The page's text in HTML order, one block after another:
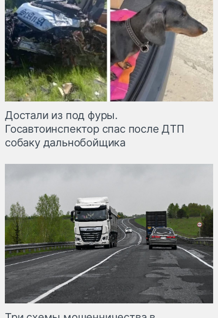
Достали из под фуры.
Госавтоинспектор спас после ДТП
собаку дальнобойщика